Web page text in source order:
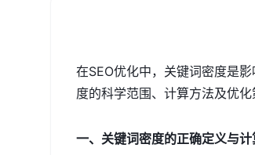
在SEO优化中，关键词密度是
度的科学范围、计算方法及优
一、关键词密度的正确定义与计